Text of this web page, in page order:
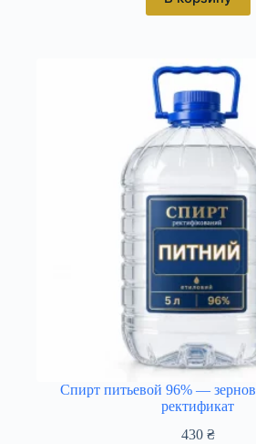
Спирт питьевой 96% —
ректификат
430 ₴